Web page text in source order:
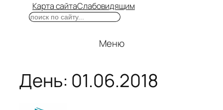
Карта сайтаСлабовидящим
Поиск
Меню
День: 01.06.2018